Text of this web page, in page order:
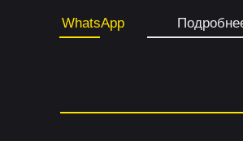
WhatsApp